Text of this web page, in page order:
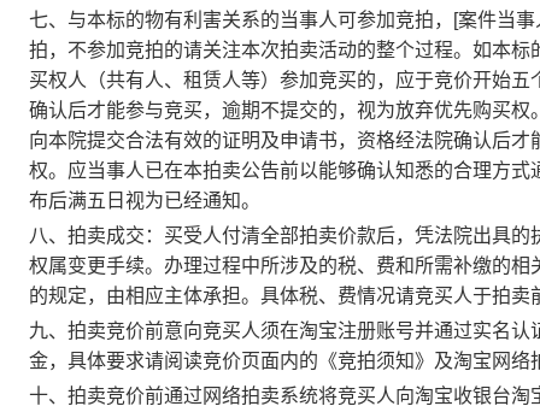
七、 与本标的物有利害关系的当事人可参加竞拍， [案件当事
拍，不参加竞拍的请关注本次拍卖活动的整个过程。如本
买权人（共有人、租赁人等）参加竞买的，应于竞价开始五
确认后才能参与竞买，逾期不提交的，视为放弃优先购买
向本院提交合法有效的证明及申请书，资格经法院确认后
权。应当事人已在本拍卖公告前以能够确认知悉的合理方
布后满五日视为已经通知。
八、拍卖成交：买受人付清全部拍卖价款后，凭法院出具
权属变更手续。办理过程中所涉及的税、费和所需补缴的
的规定，由相应主体承担。具体税、费情况请竞买人于拍
九、拍卖竞价前意向竞买人须在淘宝注册账号并通过实名
金，具体要求请阅读竞价页面内的《竞拍须知》及淘宝网
十、 拍卖竞价前通过网络拍卖系统将竞买人向淘宝收银台淘